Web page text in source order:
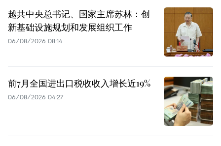
越共中央总书记、国家主席苏林：创
新基础设施规划和发展组织工作
06/08/2026 08:14
前7月全国进出口税收收入增长近19%
06/08/2026 04:27